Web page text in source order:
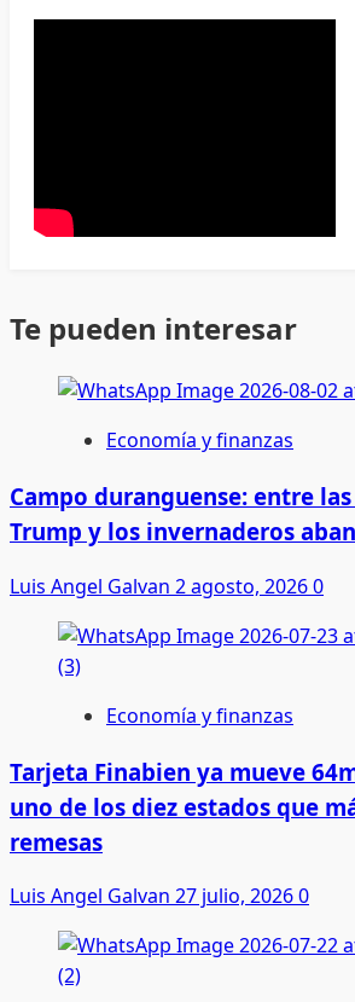
Te pueden interesar
Economía y finanzas
Campo duranguense: entre
Trump y los invernaderos
Luis Angel Galvan 2 agosto, 20260
Economía y finanzas
Tarjeta Finabien ya mueve
uno de los diez estados que
remesas
Luis Angel Galvan 27 julio, 20260